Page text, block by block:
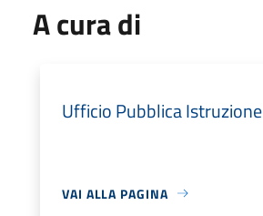
A cura di
Ufficio Pubblica Istruzione
VAI ALLA PAGINA